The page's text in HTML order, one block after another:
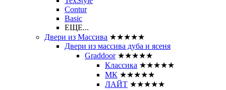
Contur
Basic
ЕЩЕ...
Двери из Массива ★★★★★
Двери из массива дуба и ясеня
Graddoor ★★★★★
Классика ★★★★★
МК ★★★★★
ЛАЙТ ★★★★★